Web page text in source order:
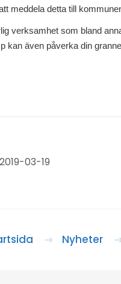
meddela detta till
verksamhet som bland
kan även påverka din
03-19
Nyheter